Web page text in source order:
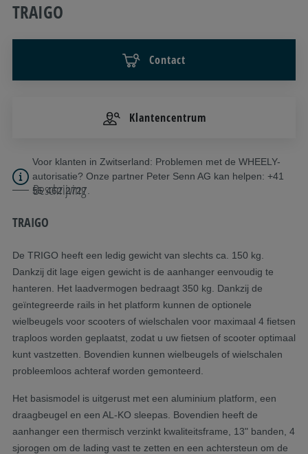
TRAIGO
Contact
Klantencentrum
Voor klanten in Zwitserland: Problemen met de WHEELY-
autorisatie? Onze partner Peter Senn AG kan helpen: +41
55 462 2727.
Beschrijving
TRAIGO
De TRIGO heeft een ledig gewicht van slechts ca. 150 kg.
Dankzij dit lage eigen gewicht is de aanhanger eenvoudig te
hanteren. Het laadvermogen bedraagt 350 kg. Dankzij de
geïntegreerde rails in het platform kunnen de optionele
wielbeugels voor scooters of wielschalen voor maximaal 4 fietsen
traploos worden geplaatst, zodat u uw fietsen of scooter optimaal
kunt vastzetten. Bovendien kunnen wielbeugels of wielschalen
probleemloos achteraf worden gemonteerd.
Het basismodel is uitgerust met een aluminium platform, een
draagbeugel en een AL-KO sleepas. Bovendien heeft de
aanhanger een thermisch verzinkt kwaliteitsframe, 13" banden, 4
sjorogen om de lading vast te zetten en een achtersteun om de